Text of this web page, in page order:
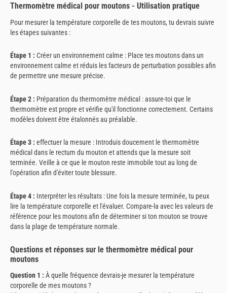
Thermomètre médical pour moutons - Utilisation pratique
Pour mesurer la température corporelle de tes moutons, tu devrais suivre
les étapes suivantes :
Étape 1 : Créer un environnement calme : Place tes moutons dans un
environnement calme et réduis les facteurs de perturbation possibles afin
de permettre une mesure précise.
Étape 2 : Préparation du thermomètre médical : assure-toi que le
thermomètre est propre et vérifie qu'il fonctionne correctement. Certains
modèles doivent être étalonnés au préalable.
Étape 3 : effectuer la mesure : Introduis doucement le thermomètre
médical dans le rectum du mouton et attends que la mesure soit
terminée. Veille à ce que le mouton reste immobile tout au long de
l'opération afin d'éviter toute blessure.
Étape 4 : Interpréter les résultats : Une fois la mesure terminée, tu peux
lire la température corporelle et l'évaluer. Compare-la avec les valeurs de
référence pour les moutons afin de déterminer si ton mouton se trouve
dans la plage de température normale.
Questions et réponses sur le thermomètre médical pour
moutons
Question 1 : À quelle fréquence devrais-je mesurer la température
corporelle de mes moutons ?